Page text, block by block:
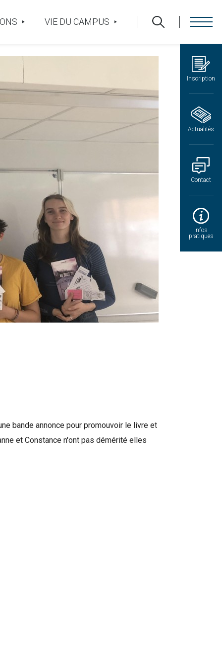
Inscription
Actualités
Contact
Infos
pratiques
VIE DU CAMPUS
bande annonce pour promouvoir le livre et
et Constance n'ont pas démérité elles